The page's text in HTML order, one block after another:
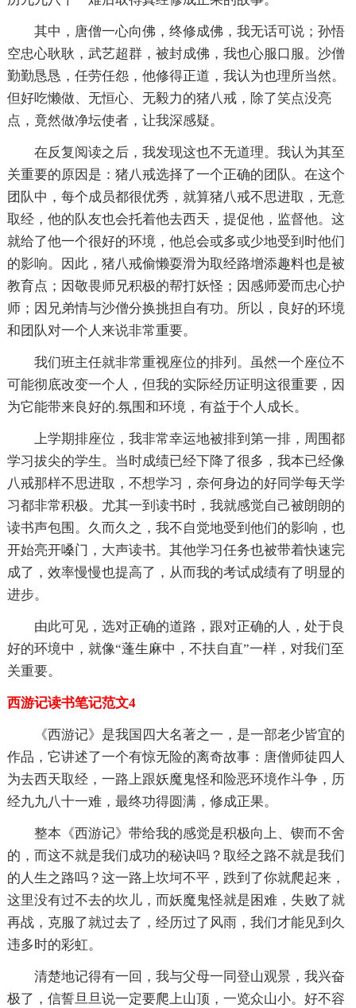
其中，唐僧一心向佛，终修成佛，我无话可说；孙悟
空忠心耿耿，武艺超群，被封成佛，我也心服口服。沙僧
勤勤恳恳，任劳任怨，他修得正道，我认为也理所当然。
但好吃懒做、无恒心、无毅力的猪八戒，除了笑点没亮
点，竟然做净坛使者，让我深感疑。
在反复阅读之后，我发现这也不无道理。我认为其至
关重要的原因是：猪八戒选择了一个正确的团队。在这个
团队中，每个成员都很优秀，就算猪八戒不思进取，无意
取经，他的队友也会托着他去西天，提促他，监督他。这
就给了他一个很好的环境，他总会或多或少地受到时他们
的影响。因此，猪八戒偷懒耍滑为取经路增添趣料也是被
教育点；因敬畏师兄积极的帮打妖怪；因感师爱而忠心护
师；因兄弟情与沙僧分换挑担自有功。所以，良好的环境
和团队对一个人来说非常重要。
我们班主任就非常重视座位的排列。虽然一个座位不
可能彻底改变一个人，但我的实际经历证明这很重要，因
为它能带来良好的.氛围和环境，有益于个人成长。
上学期排座位，我非常幸运地被排到第一排，周围都
学习拔尖的学生。当时成绩已经下降了很多，我本已经像
八戒那样不思进取，不想学习，奈何身边的好同学每天学
习都非常积极。尤其一到读书时，我就感觉自己被朗朗的
读书声包围。久而久之，我不自觉地受到他们的影响，也
开始亮开嗓门，大声读书。其他学习任务也被带着快速完
成了，效率慢慢也提高了，从而我的考试成绩有了明显的
进步。
由此可见，选对正确的道路，跟对正确的人，处于良
好的环境中，就像“蓬生麻中，不扶自直”一样，对我们至
关重要。
西游记读书笔记范文4
《西游记》是我国四大名著之一，是一部老少皆宜的
作品，它讲述了一个有惊无险的离奇故事：唐僧师徒四人
为去西天取经，一路上跟妖魔鬼怪和险恶环境作斗争，历
经九九八十一难，最终功得圆满，修成正果。
整本《西游记》带给我的感觉是积极向上、锲而不舍
的，而这不就是我们成功的秘诀吗？取经之路不就是我们
的人生之路吗？这一路上坎坷不平，跌到了你就爬起来，
这里没有过不去的坎儿，而妖魔鬼怪就是困难，失败了就
再战，克服了就过去了，经历过了风雨，我们才能见到久
违多时的彩虹。
清楚地记得有一回，我与父母一同登山观景，我兴奋
极了，信誓旦旦说一定要爬上山顶，一览众山小。好不容